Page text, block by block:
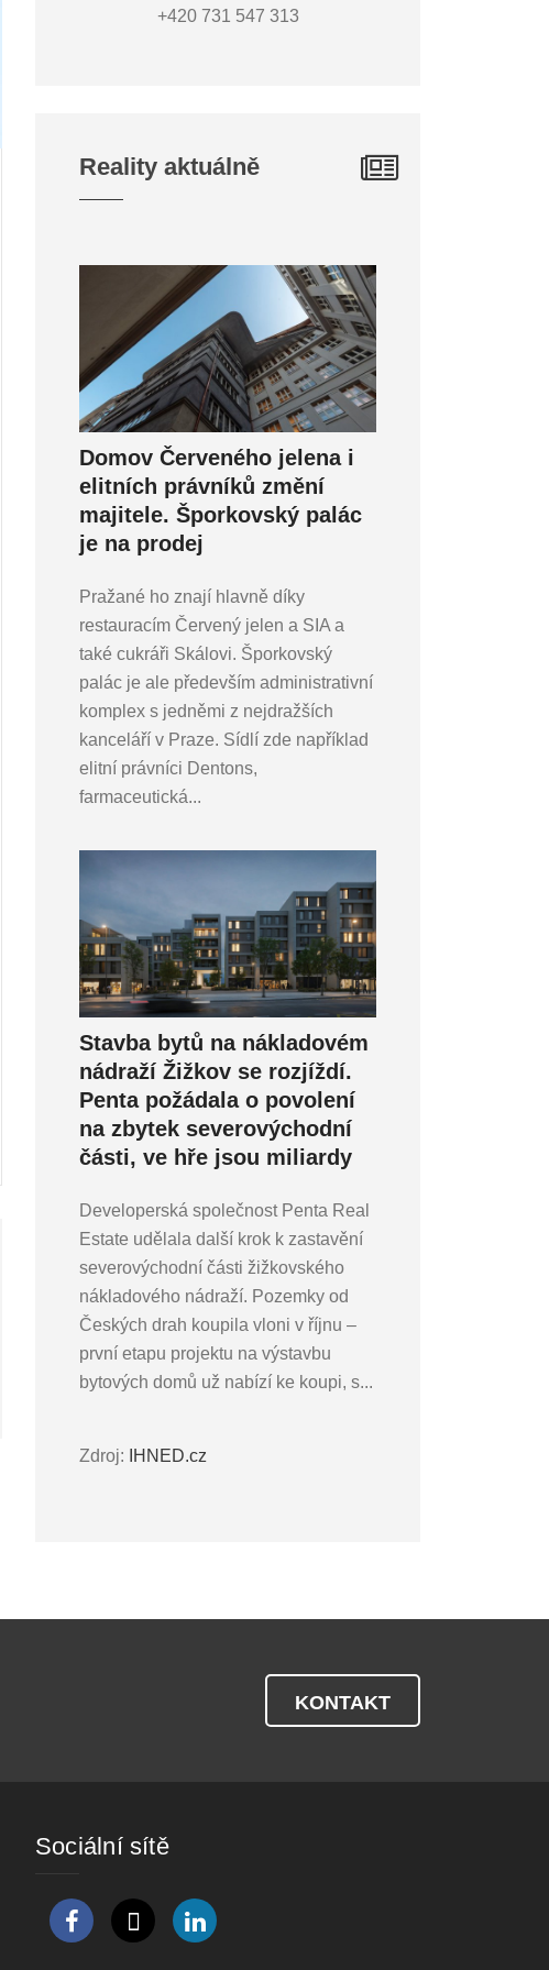
+420 731 547 313
Reality aktuálně
Domov Červeného jelena i
elitních právníků změní
majitele. Šporkovský palác
je na prodej
Pražané ho znají hlavně díky
restauracím Červený jelen a SIA a
také cukráři Skálovi. Šporkovský
palác je ale především administrativní
komplex s jedněmi z nejdražších
kanceláří v Praze. Sídlí zde například
elitní právníci Dentons,
farmaceutická...
Stavba bytů na nákladovém
nádraží Žižkov se rozjíždí.
Penta požádala o povolení
na zbytek severovýchodní
části, ve hře jsou miliardy
Developerská společnost Penta Real
Estate udělala další krok k zastavění
severovýchodní části žižkovského
nákladového nádraží. Pozemky od
Českých drah koupila vloni v říjnu –
první etapu projektu na výstavbu
bytových domů už nabízí ke koupi, s...
Zdroj: IHNED.cz
KONTAKT
Sociální sítě